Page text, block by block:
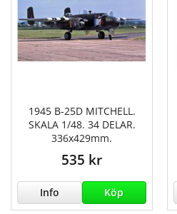
1945 B-25D MITCHELL.
SKALA 1/48. 34 DELAR.
336x429mm.
535 kr
Info Köp